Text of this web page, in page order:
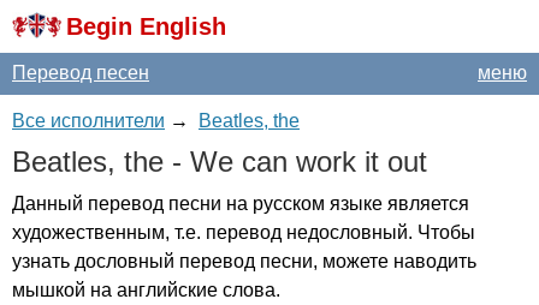
Begin English
меню
Перевод песен
Все исполнители → Beatles, the
Beatles, the - We can work it out
Данный перевод песни на русском языке является
художественным, т.е. перевод недословный. Чтобы
узнать дословный перевод песни, можете наводить
мышкой на английские слова.